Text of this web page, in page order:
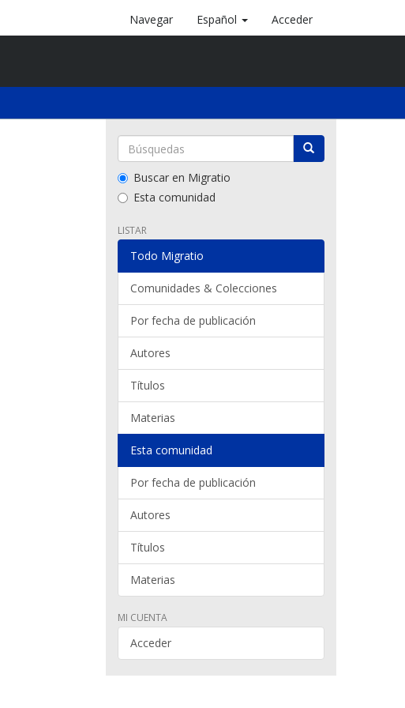
Navegar Español Acceder
Buscar en Migratio
Esta comunidad
LISTAR
Todo Migratio
Comunidades & Colecciones
Por fecha de publicación
Autores
Títulos
Materias
Esta comunidad
Por fecha de publicación
Autores
Títulos
Materias
MI CUENTA
Acceder